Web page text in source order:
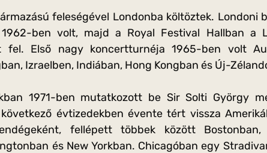
feleségével Londonba költöztek. Londoni
ben volt, majd a Royal Festival Hallban a
fel. Első nagy koncertturnéja 1965-ben volt
Izraelben, Indiában, Hong Kongban és Új-
1971-ben mutatkozott be Sir Solti György
évtizedekben évente tért vissza
fellépett többek között Bostonban,
és New Yorkban. Chicagóban egy